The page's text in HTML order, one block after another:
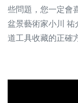
些問題，您一定會
盆景藝術家小川 祐
道工具收藏的正確